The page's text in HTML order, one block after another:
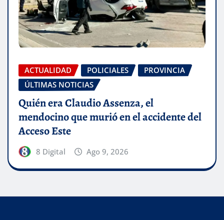
ACTUALIDAD POLICIALES
PROVINCIA
ÚLTIMAS NOTICIAS
Quién era Claudio Assenza, el
mendocino que murió en el accidente del
Acceso Este
8 Digital Ago 9, 2026